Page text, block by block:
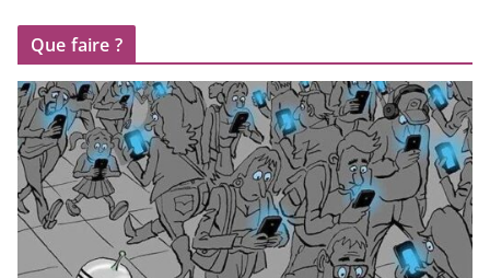
Que faire ?